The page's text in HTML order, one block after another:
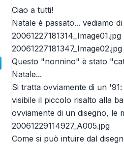
Ciao a tutti!
Natale è passato... vediamo
20061227181314_Image01.jpg
20061227181347_Image02.jpg
Questo "nonnino" è stato
Natale...
Si tratta ovviamente di un
visibile il piccolo risalto alla
ovviamente di un disegno, le
20061229114927_A005.jpg
Come si può intuire dal